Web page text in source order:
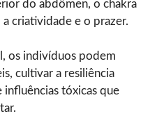
do abdômen, o chakra
a criatividade e o prazer.
os indivíduos podem
cultivar a resiliência
tóxicas que